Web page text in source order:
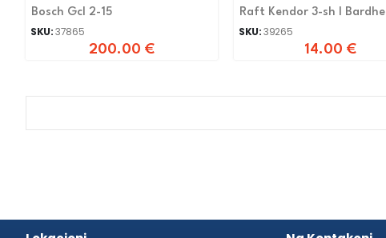
Bosch Gcl 2-15
SKU:37865
200.00 €
Raft Kendor 3-sh I Bardhe
SKU:39265
14.00 €